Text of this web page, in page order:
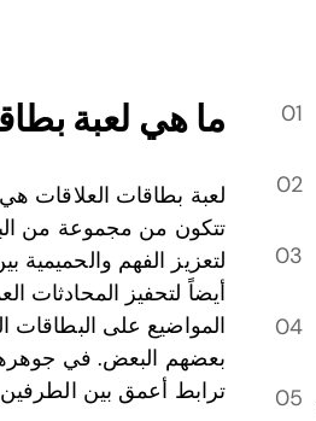
ما هي لعبة
لعبة بطاقات العلاقات
تتكون من مجموعة من
لتعزيز الفهم
أيضاً لتحفيز المحادثات
المواضيع على البطاقات
بعضهم البعض. في
ترابط أعمق بين